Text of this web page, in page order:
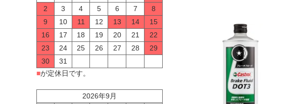
2
3 4 5 6 7
8
9
10 11 12 13 14
15
16
17 18 19 20 21
22
23
24 25 26 27 28
29
30
31
■が定休日です。
2026年9月